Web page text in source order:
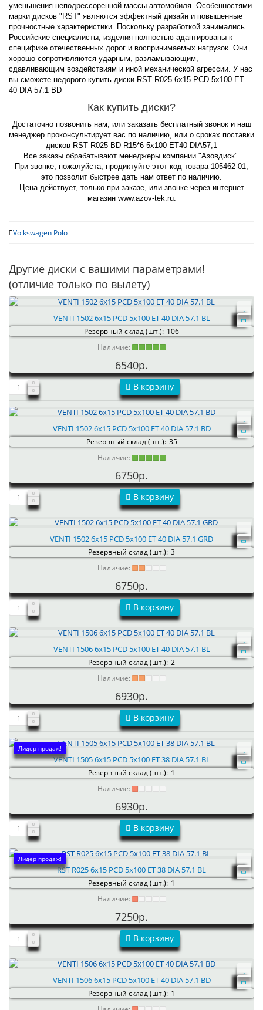
уменьшения неподрессоренной массы автомобиля. Особенностями
марки дисков "RST" являются эффектный дизайн и повышенные
прочностные характеристики. Поскольку разработкой занимались
Российские специалисты, изделия полностью адаптированы к
специфике отечественных дорог и воспринимаемых нагрузок. Они
хорошо сопротивляются ударным, разламывающим,
сдавливающим воздействиям и иной механической агрессии. У нас
вы сможете недорого купить диски RST R025 6x15 PCD 5x100 ET
40 DIA 57.1 BD
Как купить диски?
Достаточно позвонить нам, или заказать бесплатный звонок и наш
менеджер проконсультирует вас по наличию, или о сроках поставки
дисков RST R025 BD R15*6 5x100 ET40 DIA57,1
Все заказы обрабатывают менеджеры компании "Азовдиск".
При звонке, пожалуйста, продиктуйте этот код товара 105462-01,
это позволит быстрее дать нам ответ по наличию.
Цена действует, только при заказе, или звонке через интернет
магазин www.azov-tek.ru.
Volkswagen Polo
Другие диски с вашими параметрами!
(отличие только по вылету)
VENTI 1502 6x15 PCD 5x100 ET 40 DIA 57.1 BL
Резервный склад (шт.): 106
Наличие:
6540р.
В корзину
VENTI 1502 6x15 PCD 5x100 ET 40 DIA 57.1 BD
Резервный склад (шт.): 35
Наличие:
6750р.
В корзину
VENTI 1502 6x15 PCD 5x100 ET 40 DIA 57.1 GRD
Резервный склад (шт.): 3
Наличие:
6750р.
В корзину
VENTI 1506 6x15 PCD 5x100 ET 40 DIA 57.1 BL
Резервный склад (шт.): 2
Наличие:
6930р.
В корзину
Лидер продаж!
VENTI 1505 6x15 PCD 5x100 ET 38 DIA 57.1 BL
Резервный склад (шт.): 1
Наличие:
6930р.
В корзину
Лидер продаж!
RST R025 6x15 PCD 5x100 ET 38 DIA 57.1 BL
Резервный склад (шт.): 1
Наличие:
7250р.
В корзину
VENTI 1506 6x15 PCD 5x100 ET 40 DIA 57.1 BD
Резервный склад (шт.): 1